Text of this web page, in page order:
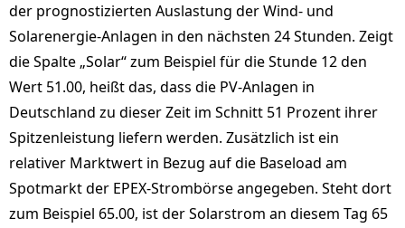
der prognostizierten Auslastung der Wind- und
Solarenergie-Anlagen in den nächsten 24 Stunden. Zeigt
die Spalte „Solar“ zum Beispiel für die Stunde 12 den
Wert 51.00, heißt das, dass die PV-Anlagen in
Deutschland zu dieser Zeit im Schnitt 51 Prozent ihrer
Spitzenleistung liefern werden. Zusätzlich ist ein
relativer Marktwert in Bezug auf die Baseload am
Spotmarkt der EPEX-Strombörse angegeben. Steht dort
zum Beispiel 65.00, ist der Solarstrom an diesem Tag 65